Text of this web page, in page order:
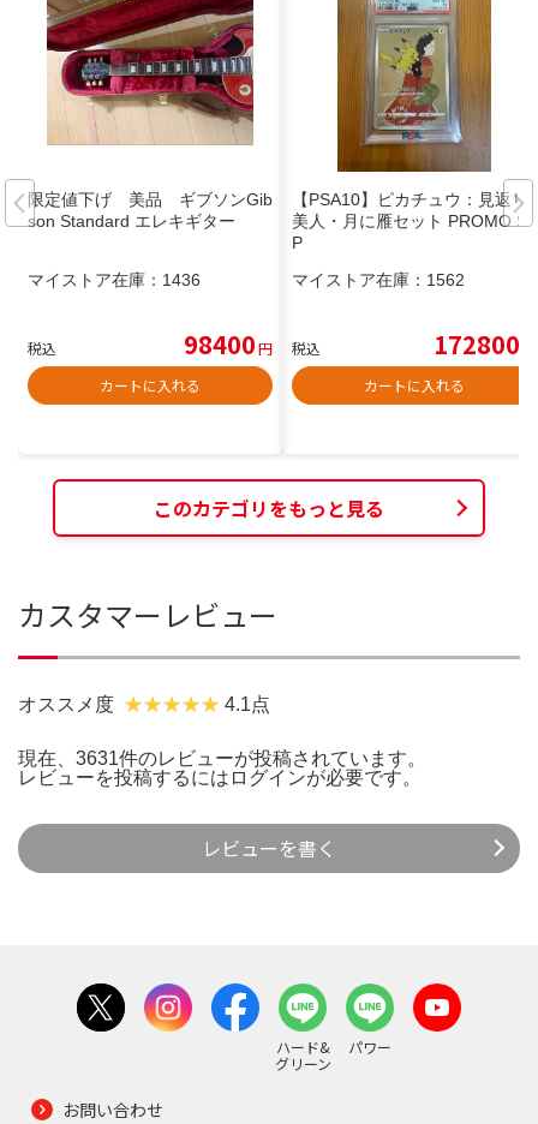
限定値下げ 美品 ギブソンGib
son Standard エレキギター
マイストア在庫： 1436
税込 98400円
カートに入れる
【PSA10】ピカチュウ：見返り
美人・月に雁セット PROMO S-
P
マイストア在庫： 1562
税込 172800
カートに入れる
このカテゴリをもっと見る
カスタマーレビュー
オススメ度 4.1点
現在、3631件のレビューが投稿されています。
レビューを投稿するには ログインが必要です。
レビューを書く
ハード&
グリーン
パワー
お問い合わせ